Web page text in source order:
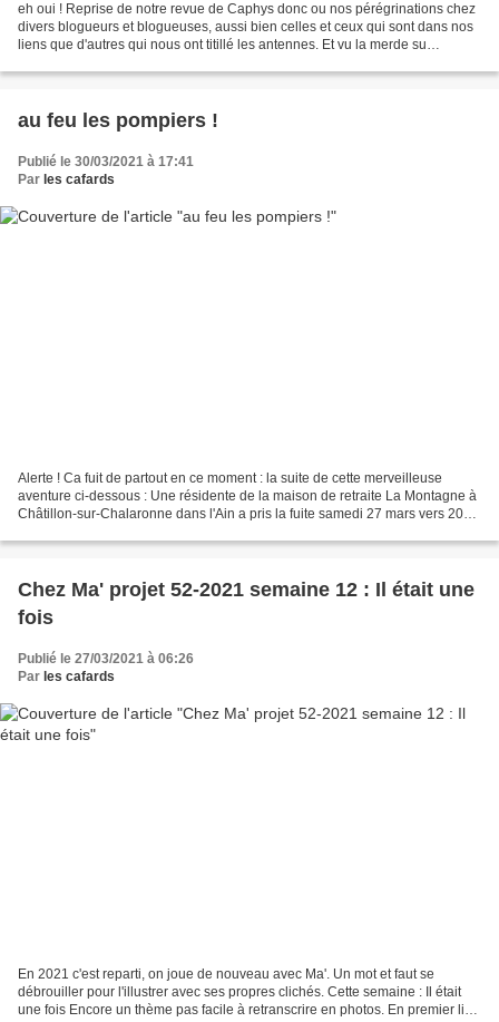
eh oui ! Reprise de notre revue de Caphys donc ou nos pérégrinations chez
divers blogueurs et blogueuses, aussi bien celles et ceux qui sont dans nos
liens que d'autres qui nous ont titillé les antennes. Et vu la merde su
au feu les pompiers !
Publié le 30/03/2021 à 17:41
Par les cafards
Alerte ! Ca fuit de partout en ce moment : la suite de cette merveilleuse
aventure ci-dessous : Une résidente de la maison de retraite La Montagne à
Châtillon-sur-Chalaronne dans l'Ain a pris la fuite samedi 27 mars vers 20
Chez Ma' projet 52-2021 semaine 12 : Il était une
fois
Publié le 27/03/2021 à 06:26
Par les cafards
En 2021 c'est reparti, on joue de nouveau avec Ma'. Un mot et faut se
débrouiller pour l'illustrer avec ses propres clichés. Cette semaine : Il était
une fois Encore un thème pas facile à retranscrire en photos. En premier lieu